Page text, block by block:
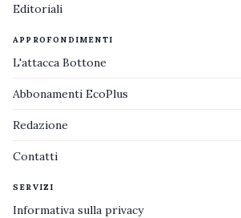
Editoriali
APPROFONDIMENTI
L'attacca Bottone
Abbonamenti EcoPlus
Redazione
Contatti
SERVIZI
Informativa sulla privacy